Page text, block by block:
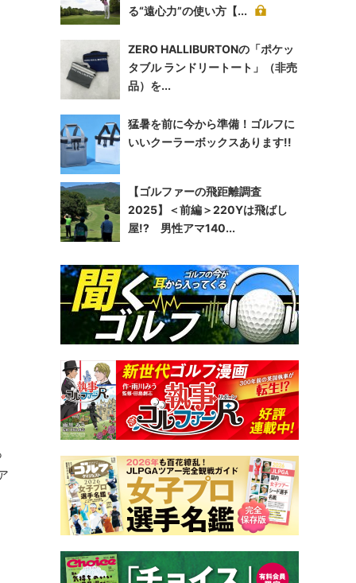
る“遠心力”の使い方【...
ZERO HALLIBURTONの「ポケッ
タブル ランドリートート」（非売
品）を...
猛暑を前に今から準備！ゴルフに
いいクーラーボックスあります!!
【ゴルファーの飛距離調査
2025】＜前編＞220Yは飛ばし
屋!? 男性アマ140...